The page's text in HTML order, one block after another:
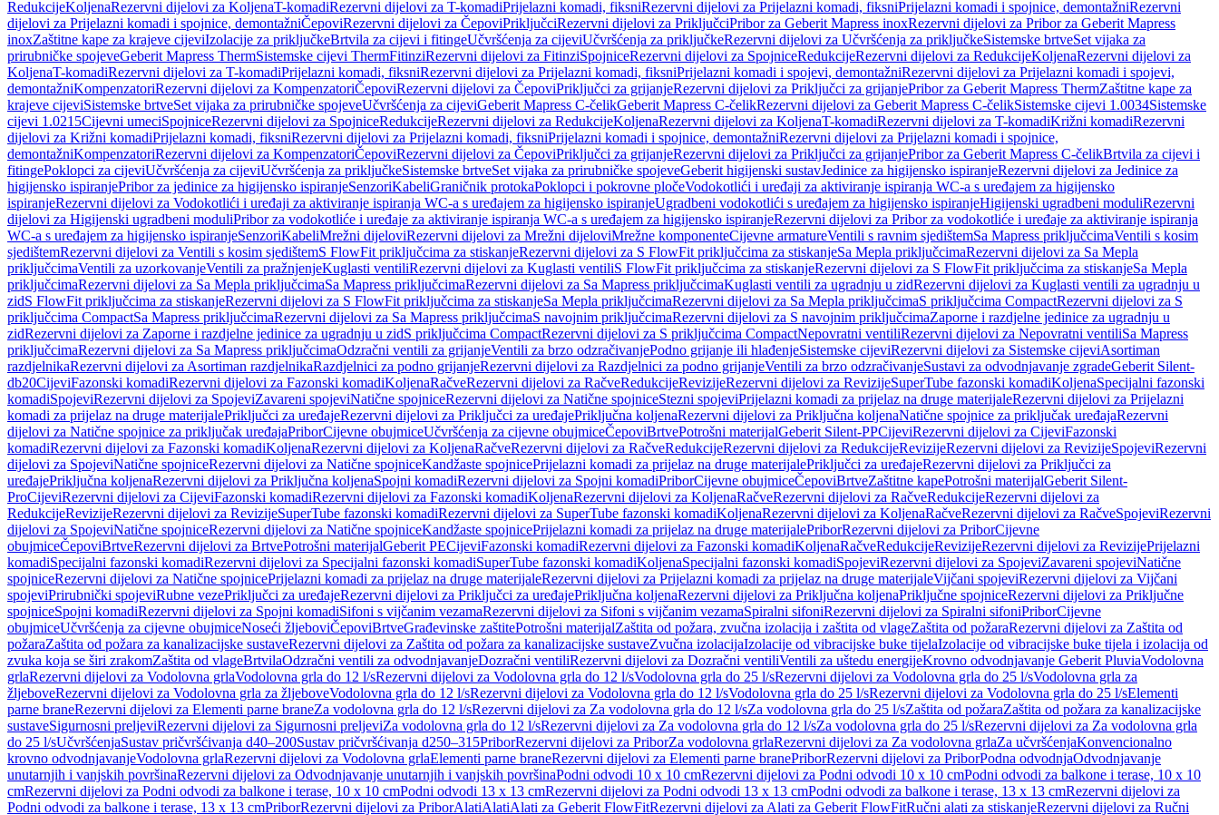
RedukcijeKoljenaRezervni dijelovi za KoljenaT-komadiRezervni dijelovi za T-komadiPrijelazni komadi, fiksniRezervni dijelovi za Prijelazni komadi, fiksniPrijelazni komadi i spojnice, demontažniRezervni
dijelovi za Prijelazni komadi i spojnice, demontažniČepoviRezervni dijelovi za ČepoviPriključciRezervni dijelovi za PriključciPribor za Geberit Mapress inoxRezervni dijelovi za Pribor za Geberit Mapress
inoxZaštitne kape za krajeve cijeviIzolacije za priključkeBrtvila za cijevi i fitingeUčvršćenja za cijeviUčvršćenja za priključkeRezervni dijelovi za Učvršćenja za priključkeSistemske brtveSet vijaka za
prirubničke spojeveGeberit Mapress ThermSistemske cijevi ThermFitinziRezervni dijelovi za FitinziSpojniceRezervni dijelovi za SpojniceRedukcijeRezervni dijelovi za RedukcijeKoljenaRezervni dijelovi za
KoljenaT-komadiRezervni dijelovi za T-komadiPrijelazni komadi, fiksniRezervni dijelovi za Prijelazni komadi, fiksniPrijelazni komadi i spojevi, demontažniRezervni dijelovi za Prijelazni komadi i spojevi,
demontažniKompenzatoriRezervni dijelovi za KompenzatoriČepoviRezervni dijelovi za ČepoviPriključci za grijanjeRezervni dijelovi za Priključci za grijanjePribor za Geberit Mapress ThermZaštitne kape za
krajeve cijeviSistemske brtveSet vijaka za prirubničke spojeveUčvršćenja za cijeviGeberit Mapress C-čelikGeberit Mapress C-čelikRezervni dijelovi za Geberit Mapress C-čelikSistemske cijevi 1.0034Sistemske
cijevi 1.0215Cijevni umeciSpojniceRezervni dijelovi za SpojniceRedukcijeRezervni dijelovi za RedukcijeKoljenaRezervni dijelovi za KoljenaT-komadiRezervni dijelovi za T-komadiKrižni komadiRezervni
dijelovi za Križni komadiPrijelazni komadi, fiksniRezervni dijelovi za Prijelazni komadi, fiksniPrijelazni komadi i spojnice, demontažniRezervni dijelovi za Prijelazni komadi i spojnice,
demontažniKompenzatoriRezervni dijelovi za KompenzatoriČepoviRezervni dijelovi za ČepoviPriključci za grijanjeRezervni dijelovi za Priključci za grijanjePribor za Geberit Mapress C-čelikBrtvila za cijevi i
fitingePoklopci za cijeviUčvršćenja za cijeviUčvršćenja za priključkeSistemske brtveSet vijaka za prirubničke spojeveGeberit higijenski sustavJedinice za higijensko ispiranjeRezervni dijelovi za Jedinice za
higijensko ispiranjePribor za jedinice za higijensko ispiranjeSenzoriKabeliGraničnik protokaPoklopci i pokrovne pločeVodokotlići i uređaji za aktiviranje ispiranja WC-a s uređajem za higijensko
ispiranjeRezervni dijelovi za Vodokotlići i uređaji za aktiviranje ispiranja WC-a s uređajem za higijensko ispiranjeUgradbeni vodokotlići s uređajem za higijensko ispiranjeHigijenski ugradbeni moduliRezervni
dijelovi za Higijenski ugradbeni moduliPribor za vodokotliće i uređaje za aktiviranje ispiranja WC-a s uređajem za higijensko ispiranjeRezervni dijelovi za Pribor za vodokotliće i uređaje za aktiviranje ispiranja
WC-a s uređajem za higijensko ispiranjeSenzoriKabeliMrežni dijeloviRezervni dijelovi za Mrežni dijeloviMrežne komponenteCijevne armatureVentili s ravnim sjedištemSa Mapress priključcimaVentili s kosim
sjedištemRezervni dijelovi za Ventili s kosim sjedištemS FlowFit priključcima za stiskanjeRezervni dijelovi za S FlowFit priključcima za stiskanjeSa Mepla priključcimaRezervni dijelovi za Sa Mepla
priključcimaVentili za uzorkovanjeVentili za pražnjenjeKuglasti ventiliRezervni dijelovi za Kuglasti ventiliS FlowFit priključcima za stiskanjeRezervni dijelovi za S FlowFit priključcima za stiskanjeSa Mepla
priključcimaRezervni dijelovi za Sa Mepla priključcimaSa Mapress priključcimaRezervni dijelovi za Sa Mapress priključcimaKuglasti ventili za ugradnju u zidRezervni dijelovi za Kuglasti ventili za ugradnju u
zidS FlowFit priključcima za stiskanjeRezervni dijelovi za S FlowFit priključcima za stiskanjeSa Mepla priključcimaRezervni dijelovi za Sa Mepla priključcimaS priključcima CompactRezervni dijelovi za S
priključcima CompactSa Mapress priključcimaRezervni dijelovi za Sa Mapress priključcimaS navojnim priključcimaRezervni dijelovi za S navojnim priključcimaZaporne i razdjelne jedinice za ugradnju u
zidRezervni dijelovi za Zaporne i razdjelne jedinice za ugradnju u zidS priključcima CompactRezervni dijelovi za S priključcima CompactNepovratni ventiliRezervni dijelovi za Nepovratni ventiliSa Mapress
priključcimaRezervni dijelovi za Sa Mapress priključcimaOdzračni ventili za grijanjeVentili za brzo odzračivanjePodno grijanje ili hlađenjeSistemske cijeviRezervni dijelovi za Sistemske cijeviAsortiman
razdjelnikaRezervni dijelovi za Asortiman razdjelnikaRazdjelnici za podno grijanjeRezervni dijelovi za Razdjelnici za podno grijanjeVentili za brzo odzračivanjeSustavi za odvodnjavanje zgradeGeberit Silent-
db20CijeviFazonski komadiRezervni dijelovi za Fazonski komadiKoljenaRačveRezervni dijelovi za RačveRedukcijeRevizijeRezervni dijelovi za RevizijeSuperTube fazonski komadiKoljenaSpecijalni fazonski
komadiSpojeviRezervni dijelovi za SpojeviZavareni spojeviNatične spojniceRezervni dijelovi za Natične spojniceStezni spojeviPrijelazni komadi za prijelaz na druge materijaleRezervni dijelovi za Prijelazni
komadi za prijelaz na druge materijalePriključci za uređajeRezervni dijelovi za Priključci za uređajePriključna koljenaRezervni dijelovi za Priključna koljenaNatične spojnice za priključak uređajaRezervni
dijelovi za Natične spojnice za priključak uređajaPriborCijevne obujmiceUčvršćenja za cijevne obujmiceČepoviBrtvePotrošni materijalGeberit Silent-PPCijeviRezervni dijelovi za CijeviFazonski
komadiRezervni dijelovi za Fazonski komadiKoljenaRezervni dijelovi za KoljenaRačveRezervni dijelovi za RačveRedukcijeRezervni dijelovi za RedukcijeRevizijeRezervni dijelovi za RevizijeSpojeviRezervni
dijelovi za SpojeviNatične spojniceRezervni dijelovi za Natične spojniceKandžaste spojnicePrijelazni komadi za prijelaz na druge materijalePriključci za uređajeRezervni dijelovi za Priključci za
uređajePriključna koljenaRezervni dijelovi za Priključna koljenaSpojni komadiRezervni dijelovi za Spojni komadiPriborCijevne obujmiceČepoviBrtveZaštitne kapePotrošni materijalGeberit Silent-
ProCijeviRezervni dijelovi za CijeviFazonski komadiRezervni dijelovi za Fazonski komadiKoljenaRezervni dijelovi za KoljenaRačveRezervni dijelovi za RačveRedukcijeRezervni dijelovi za
RedukcijeRevizijeRezervni dijelovi za RevizijeSuperTube fazonski komadiRezervni dijelovi za SuperTube fazonski komadiKoljenaRezervni dijelovi za KoljenaRačveRezervni dijelovi za RačveSpojeviRezervni
dijelovi za SpojeviNatične spojniceRezervni dijelovi za Natične spojniceKandžaste spojnicePrijelazni komadi za prijelaz na druge materijalePriborRezervni dijelovi za PriborCijevne
obujmiceČepoviBrtveRezervni dijelovi za BrtvePotrošni materijalGeberit PECijeviFazonski komadiRezervni dijelovi za Fazonski komadiKoljenaRačveRedukcijeRevizijeRezervni dijelovi za RevizijePrijelazni
komadiSpecijalni fazonski komadiRezervni dijelovi za Specijalni fazonski komadiSuperTube fazonski komadiKoljenaSpecijalni fazonski komadiSpojeviRezervni dijelovi za SpojeviZavareni spojeviNatične
spojniceRezervni dijelovi za Natične spojnicePrijelazni komadi za prijelaz na druge materijaleRezervni dijelovi za Prijelazni komadi za prijelaz na druge materijaleVijčani spojeviRezervni dijelovi za Vijčani
spojeviPrirubnički spojeviRubne vezePriključci za uređajeRezervni dijelovi za Priključci za uređajePriključna koljenaRezervni dijelovi za Priključna koljenaPriključne spojniceRezervni dijelovi za Priključne
spojniceSpojni komadiRezervni dijelovi za Spojni komadiSifoni s vijčanim vezamaRezervni dijelovi za Sifoni s vijčanim vezamaSpiralni sifoniRezervni dijelovi za Spiralni sifoniPriborCijevne
obujmiceUčvršćenja za cijevne obujmiceNoseći žljeboviČepoviBrtveGrađevinske zaštitePotrošni materijalZaštita od požara, zvučna izolacija i zaštita od vlageZaštita od požaraRezervni dijelovi za Zaštita od
požaraZaštita od požara za kanalizacijske sustaveRezervni dijelovi za Zaštita od požara za kanalizacijske sustaveZvučna izolacijaIzolacije od vibracijske buke tijelaIzolacije od vibracijske buke tijela i izolacija od
zvuka koja se širi zrakomZaštita od vlageBrtvilaOdzračni ventili za odvodnjavanjeDozračni ventiliRezervni dijelovi za Dozračni ventiliVentili za uštedu energijeKrovno odvodnjavanje Geberit PluviaVodolovna
grlaRezervni dijelovi za Vodolovna grlaVodolovna grla do 12 l/sRezervni dijelovi za Vodolovna grla do 12 l/sVodolovna grla do 25 l/sRezervni dijelovi za Vodolovna grla do 25 l/sVodolovna grla za
žljeboveRezervni dijelovi za Vodolovna grla za žljeboveVodolovna grla do 12 l/sRezervni dijelovi za Vodolovna grla do 12 l/sVodolovna grla do 25 l/sRezervni dijelovi za Vodolovna grla do 25 l/sElementi
parne braneRezervni dijelovi za Elementi parne braneZa vodolovna grla do 12 l/sRezervni dijelovi za Za vodolovna grla do 12 l/sZa vodolovna grla do 25 l/sZaštita od požaraZaštita od požara za kanalizacijske
sustaveSigurnosni preljeviRezervni dijelovi za Sigurnosni preljeviZa vodolovna grla do 12 l/sRezervni dijelovi za Za vodolovna grla do 12 l/sZa vodolovna grla do 25 l/sRezervni dijelovi za Za vodolovna grla
do 25 l/sUčvršćenjaSustav pričvršćivanja d40–200Sustav pričvršćivanja d250–315PriborRezervni dijelovi za PriborZa vodolovna grlaRezervni dijelovi za Za vodolovna grlaZa učvršćenjaKonvencionalno
krovno odvodnjavanjeVodolovna grlaRezervni dijelovi za Vodolovna grlaElementi parne braneRezervni dijelovi za Elementi parne branePriborRezervni dijelovi za PriborPodna odvodnjaOdvodnjavanje
unutarnjih i vanjskih površinaRezervni dijelovi za Odvodnjavanje unutarnjih i vanjskih površinaPodni odvodi 10 x 10 cmRezervni dijelovi za Podni odvodi 10 x 10 cmPodni odvodi za balkone i terase, 10 x 10
cmRezervni dijelovi za Podni odvodi za balkone i terase, 10 x 10 cmPodni odvodi 13 x 13 cmRezervni dijelovi za Podni odvodi 13 x 13 cmPodni odvodi za balkone i terase, 13 x 13 cmRezervni dijelovi za
Podni odvodi za balkone i terase, 13 x 13 cmPriborRezervni dijelovi za PriborAlatiAlatiAlati za Geberit FlowFitRezervni dijelovi za Alati za Geberit FlowFitRučni alati za stiskanjeRezervni dijelovi za Ručni